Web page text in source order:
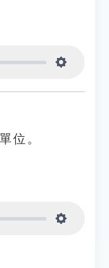
位。